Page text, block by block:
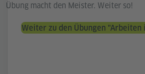
Übung macht den Meister. Weiter so!
Weiter zu den Übungen "Arbeiten